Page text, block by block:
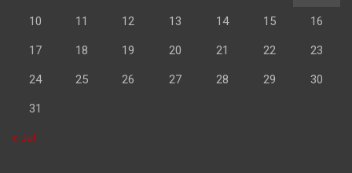
10 11 12 13 14 15 16
17 18 19 20 21 22 23
24 25 26 27 28 29 30
31
« Jul